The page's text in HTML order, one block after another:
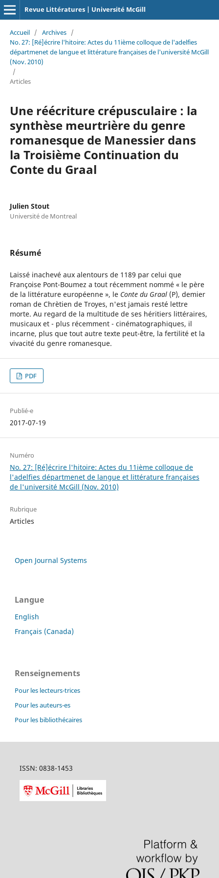
Revue Littératures | Université McGill
Accueil / Archives /
No. 27: [Ré]écrire l'hitoire: Actes du 11ième colloque de l'adelfies
départmenet de langue et littérature françaises de l'université McGill
(Nov. 2010)
/
Articles
Une réécriture crépusculaire : la
synthèse meurtrière du genre
romanesque de Manessier dans
la Troisième Continuation du
Conte du Graal
Julien Stout
Université de Montreal
Résumé
Laissé inachevé aux alentours de 1189 par celui que
Françoise Pont-Boumez a tout récemment nommé « le père
de la littérature européenne », le Conte du Graal(P), demier
roman de Chrètien de Troyes, n'est jamais resté lettre
morte. Au regard de la multitude de ses héritiers littéraires,
musicaux et - plus récemment - cinématographiques, il
incarne, plus que tout autre texte peut-être, la fertilité et la
vivacité du genre romanesque.
PDF
Publié-e
2017-07-19
Numéro
No. 27: [Ré]écrire l'hitoire: Actes du 11ième colloque de
l'adelfies départmenet de langue et littérature françaises
de l'université McGill (Nov. 2010)
Rubrique
Articles
Open Journal Systems
Langue
English
Français (Canada)
Renseignements
Pour les lecteurs-trices
Pour les auteurs-es
Pour les bibliothécaires
ISSN: 0838-1453